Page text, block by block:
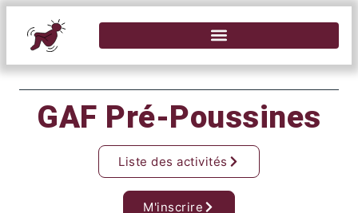
GAF Pré-Poussines
Liste des activités
M'inscrire